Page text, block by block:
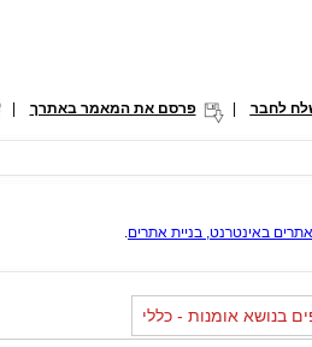
לחבר פרסם את המאמר באתרך |
באינטרנט, בניית אתרים.
בנושא אומנות - כללי